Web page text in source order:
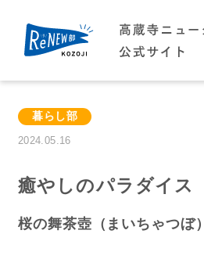
TOP
お知らせ
イベント
高蔵寺NTについて
暮らし部
2024.05.16
癒やしのパラダイス
桜の舞茶壺（まいちゃつぼ）